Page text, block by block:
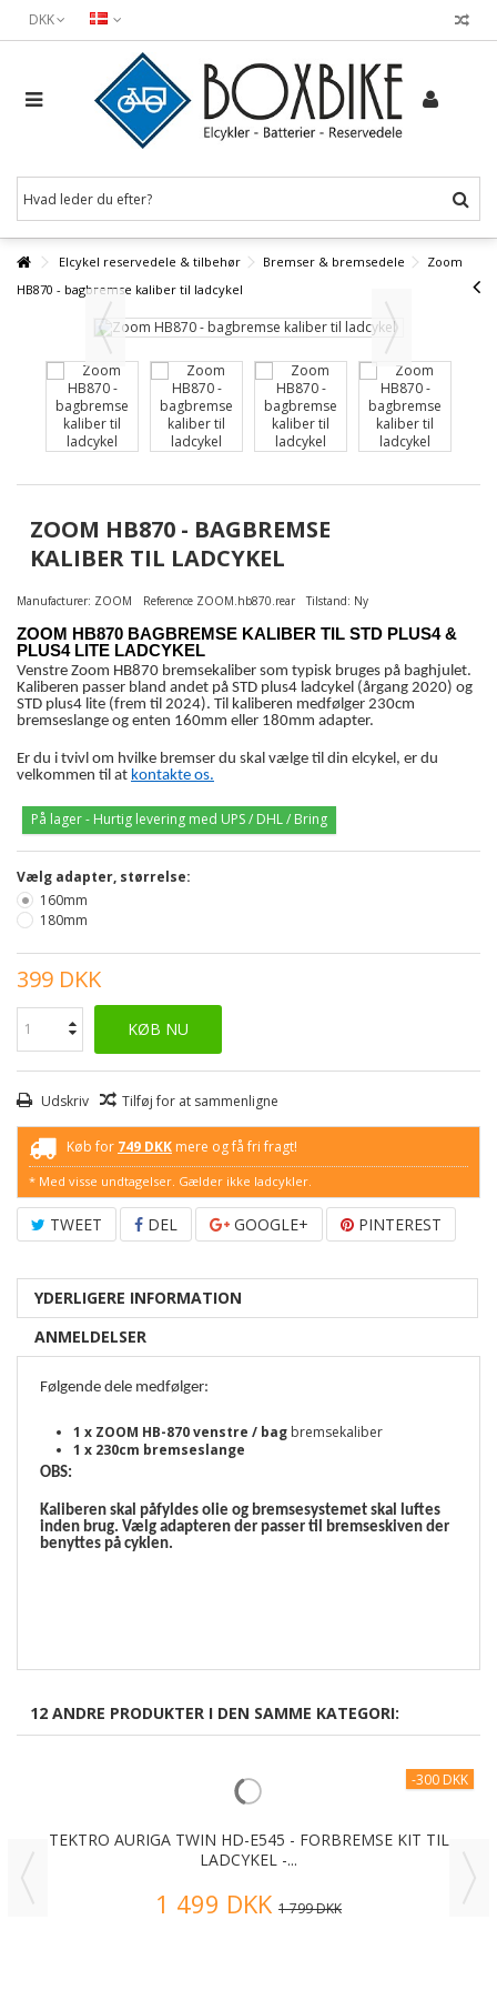
DKK
Elcykel reservedele & tilbehør Bremser & bremsedele
Zoom
HB870 - bagbremse kaliber til ladcykel
ZOOM HB870 - BAGBREMSE
KALIBER TIL LADCYKEL
Manufacturer: ZOOM Reference ZOOM.hb870.rear Tilstand: Ny
ZOOM HB870 BAGBREMSE KALIBER TIL STD PLUS4 &
PLUS4 LITE LADCYKEL
Venstre Zoom HB870 bremsekaliber som typisk bruges på baghjulet.
Kaliberen passer bland andet på STD plus4 ladcykel (årgang 2020) og
STD plus4 lite (frem til 2024). Til kaliberen medfølger 230cm
bremseslange og enten 160mm eller 180mm adapter.
Er du i tvivl om hvilke bremser du skal vælge til din elcykel, er du
velkommen til at kontakte os.
På lager - Hurtig levering med UPS / DHL / Bring
Vælg adapter, størrelse:
160mm
180mm
399 DKK
KØB NU
Udskriv Tilføj for at sammenligne
Køb for 749 DKK mere og få fri fragt!
* Med visse undtagelser. Gælder ikke ladcykler.
TWEET DEL GOOGLE+ PINTEREST
YDERLIGERE INFORMATION
ANMELDELSER
Følgende dele medfølger:
1 x ZOOM HB-870 venstre / bag bremsekaliber
1 x 230cm bremseslange
OBS:
Kaliberen skal påfyldes olie og bremsesystemet skal luftes
inden brug. Vælg adapteren der passer til bremseskiven der
benyttes på cyklen.
12 ANDRE PRODUKTER I DEN SAMME KATEGORI:
-300 DKK
TEKTRO AURIGA TWIN HD-E545 - FORBREMSE KIT TIL
LADCYKEL -...
1 499 DKK 1 799 DKK